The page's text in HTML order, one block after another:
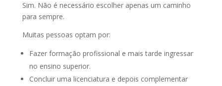
Sim. Não é necessário escolher apenas um caminho
para sempre.
Muitas pessoas optam por:
Fazer formação profissional e mais tarde ingressar
no ensino superior.
Concluir uma licenciatura e depois complementar